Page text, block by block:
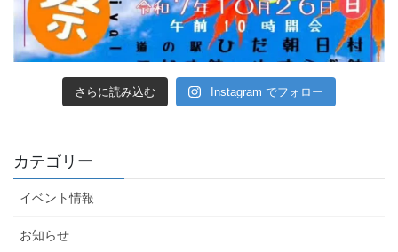
さらに読み込む Instagram でフォロー
カテゴリー
イベント情報
お知らせ